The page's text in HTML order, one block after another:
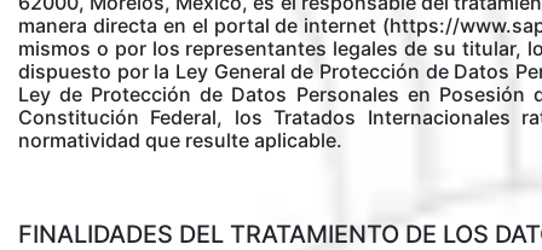
manera directa en el portal de internet (https://
mismos o por los representantes legales de su titular,
dispuesto por la Ley General de Protección de Datos
Ley de Protección de Datos Personales en
Constitución Federal, los Tratados Internacionales
normatividad que resulte aplicable.
FINALIDADES DEL TRATAMIENTO DE LOS